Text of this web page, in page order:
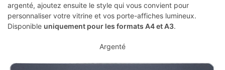
argenté, ajoutez ensuite le style qui vous convient pour
personnaliser votre vitrine et vos porte-affiches lumineux.
Disponible uniquement pour les formats A4 et A3.
Argenté